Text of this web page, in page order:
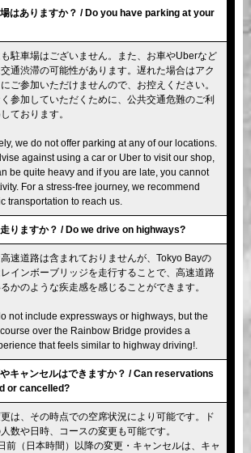
はありますか？ / Do you have parking at your
駐車場はございません。また、お車やUberなど
通渋滞の可能性があります。遅れた場合はアク
ご参加いただけませんので、お控えください。
参加していただくために、公共交通危難のご利
ております。
we do not offer parking at any of our locations.
against using a car or Uber to visit our shop,
be quite heavy and if you are late, you cannot
For a stress-free journey, we recommend
transportation to reach us.
りますか？ / Do we drive on highways?
速道路は含まれておりませんが、Tokyo Bayの
インボーブリッジを走行することで、高速道路
かのような疾走感を感じることができます。
not include expressways or highways, but the
over the Rainbow Bridge provides a
that feels similar to highway driving!.
キャンセルはできますか？ / Can reservations
or cancelled?
は、その時点での空席状況により可能です。ド
数や日時、コースの変更も可能です。
前（日本時間）以降の変更・キャンセルは、キャ